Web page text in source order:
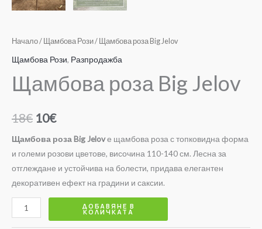
Начало/ Щамбова Рози/ Щамбова роза Big Jelov
Щамбова Рози, Разпродажба
Щамбова роза Big Jelov
18€ 10€
Щамбова роза Big Jelovе щамбова роза с топковидна форма
и големи розови цветове, височина 110-140 см. Лесна за
отглеждане и устойчива на болести, придава елегантен
декоративен ефект на градини и саксии.
ДОБАВЯНЕ В
КОЛИЧКАТА